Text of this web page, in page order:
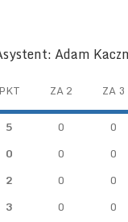
Adam
PKT ZA 2 ZA 3
5 0
0
0 0
0
2 0
0
3 0
0